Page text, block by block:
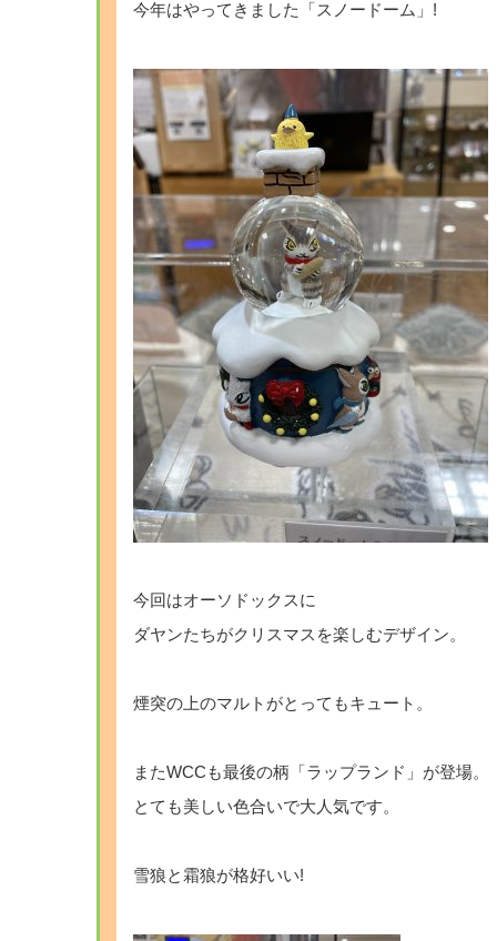
今年はやってきました「スノードーム」!
今回はオーソドックスに
ダヤンたちがクリスマスを楽しむデザイン。
煙突の上のマルトがとってもキュート。
またWCCも最後の柄「ラップランド」が登場。
とても美しい色合いで大人気です。
雪狼と霜狼が格好いい!